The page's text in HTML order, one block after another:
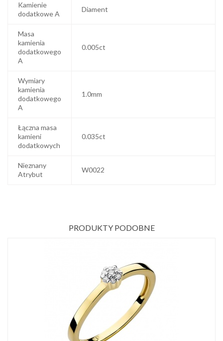
Kamienie
dodatkowe A
Diament
Masa
kamienia
dodatkowego
A
0.005ct
Wymiary
kamienia
dodatkowego
A
1.0mm
Łączna masa
kamieni
dodatkowych
0.035ct
Nieznany
Atrybut
W0022
PRODUKTY PODOBNE